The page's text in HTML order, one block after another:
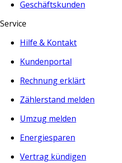
Geschäftskunden
Service
Hilfe & Kontakt
Kundenportal
Rechnung erklärt
Zählerstand melden
Umzug melden
Energiesparen
Vertrag kündigen